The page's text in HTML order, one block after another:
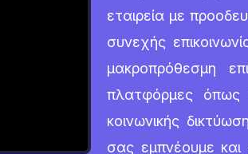
εταιρεία με
συνεχής
μακροπρόθεσμη
πλατφόρμες
κοινωνικής
σας εμπνέουμε